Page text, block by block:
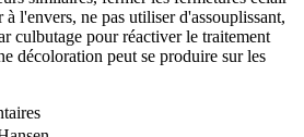
l'envers, ne pas utiliser d'assouplissant,
culbutage pour réactiver le traitement
décoloration peut se produire sur les